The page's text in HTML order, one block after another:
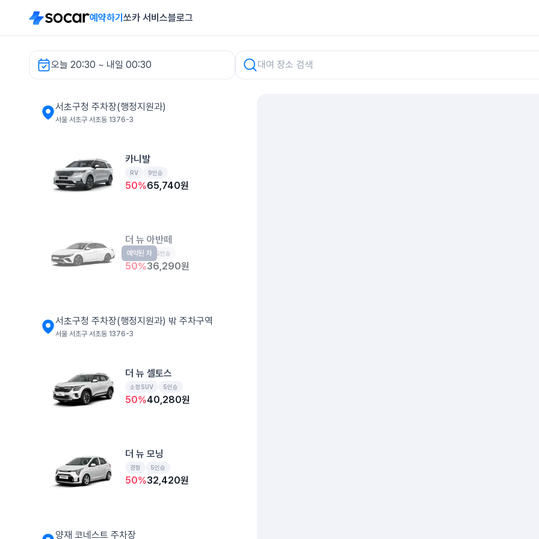
예약하기 쏘카 서비스블로그
오늘 20:30 ~ 내일 00:30
서초구청 주차장(행정지원과) 렌터카
서초구청 주차장(행정지원과)
서울 서초구 서초동 1376-3
카니발
RV 9인승
50%65,740원
더 뉴 아반떼
준중형 5인승
50%36,290원
예약된 차
서초구청 주차장(행정지원과) 밖 주차구역
서울 서초구 서초동 1376-3
더 뉴 셀토스
소형SUV 5인승
50%40,280원
더 뉴 모닝
경형 5인승
50%32,420원
양재 코네스트 주차장